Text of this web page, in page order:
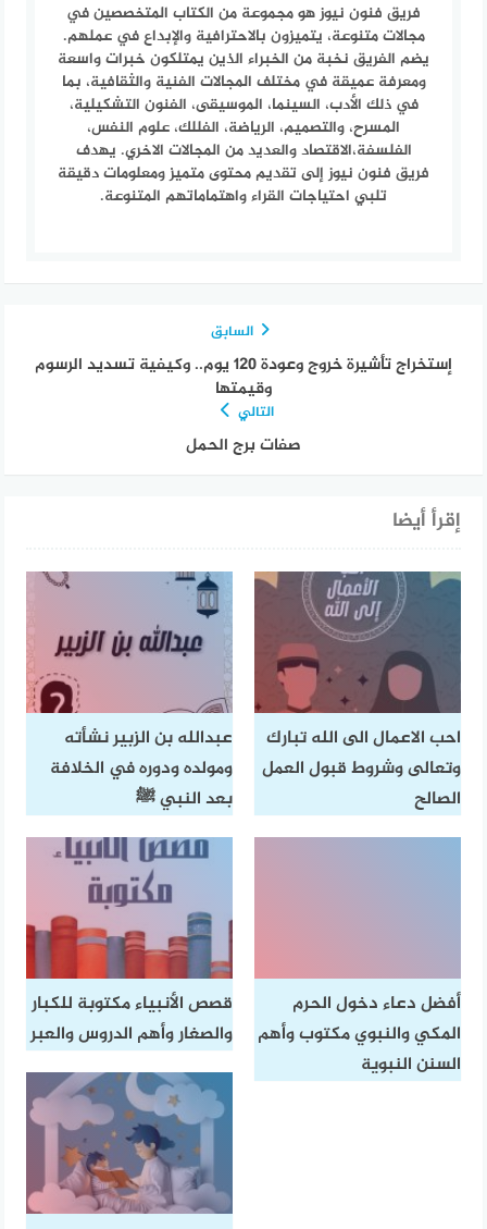
فريق فنون نيوز هو مجموعة من الكتاب المتخصصين في
مجالات متنوعة، يتميزون بالاحترافية والإبداع في عملهم.
يضم الفريق نخبة من الخبراء الذين يمتلكون خبرات واسعة
ومعرفة عميقة في مختلف المجالات الفنية والثقافية، بما
في ذلك الأدب، السينما، الموسيقى، الفنون التشكيلية،
المسرح، والتصميم، الرياضة، الفللك، علوم النفس،
الفلسفة،الاقتصاد والعديد من المجالات الاخري. يهدف
فريق فنون نيوز إلى تقديم محتوى متميز ومعلومات دقيقة
تلبي احتياجات القراء واهتماماتهم المتنوعة.
السابق
إستخراج تأشيرة خروج وعودة 120 يوم.. وكيفية تسديد الرسوم
وقيمتها
التالي
صفات برج الحمل
إقرأ أيضا
احب الاعمال الى الله تبارك
وتعالى وشروط قبول العمل
الصالح
عبدالله بن الزبير نشأته
ومولده ودوره في الخلافة
بعد النبي ﷺ
أفضل دعاء دخول الحرم
المكي والنبوي مكتوب وأهم
السنن النبوية
قصص الأنبياء مكتوبة للكبار
والصغار وأهم الدروس والعبر